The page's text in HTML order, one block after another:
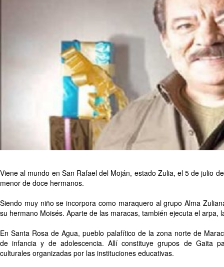
Viene al mundo en San Rafael del Moján, estado Zulia, el 5 de julio
menor de doce hermanos.
Siendo muy niño se incorpora como maraquero al grupo Alma
su hermano Moisés. Aparte de las maracas, también ejecuta el arpa,
En Santa Rosa de Agua, pueblo palafítico de la zona norte de
de infancia y de adolescencia. Allí constituye grupos de Gaita
culturales organizadas por las instituciones educativas.